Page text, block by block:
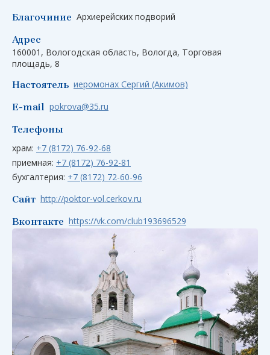
Благочиние Архиерейских подворий
Адрес
160001, Вологодская область, Вологда, Торговая
площадь, 8
Настоятель иеромонах Сергий (Акимов)
E-mail pokrova@35.ru
Телефоны
храм: +7 (8172) 76-92-68
приемная: +7 (8172) 76-92-81
бухгалтерия: +7 (8172) 72-60-96
Сайт http://poktor-vol.cerkov.ru
Вконтакте https://vk.com/club193696529